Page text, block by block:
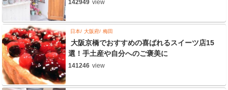
142949 view
日本 大阪府 梅田
大阪京橋でおすすめの喜ばれるスイーツ店15
選！手土産や自分へのご褒美に
141246 view